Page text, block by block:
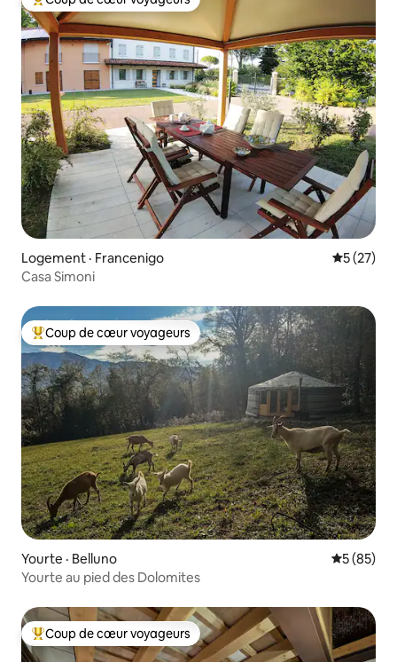
Coup de cœur voyageurs parmi les plus aimés
Logement · Francenigo Note
5 (27)
Casa Simoni
Coup de cœur voyageurs parmi les plus aimés
Coup de cœur voyageurs
Yourte · Belluno Note
5 (85)
Yourte au pied des Dolomites
Coup de cœur voyageurs parmi les plus aimés
Coup de cœur voyageurs